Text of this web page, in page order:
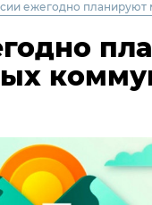
ежегодно планируют